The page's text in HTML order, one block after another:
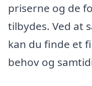
priserne og de
tilbydes. Ved at
kan du finde et
behov og